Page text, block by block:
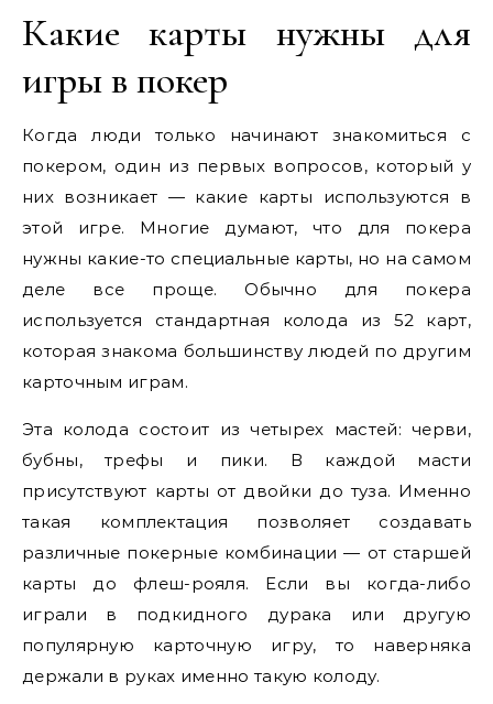
Какие карты нужны для
игры в покер
Когда люди только начинают знакомиться с
покером, один из первых вопросов, который у
них возникает — какие карты используются в
этой игре. Многие думают, что для покера
нужны какие-то специальные карты, но на самом
деле все проще. Обычно для покера
используется стандартная колода из 52 карт,
которая знакома большинству людей по другим
карточным играм.
Эта колода состоит из четырех мастей: черви,
бубны, трефы и пики. В каждой масти
присутствуют карты от двойки до туза. Именно
такая комплектация позволяет создавать
различные покерные комбинации — от старшей
карты до флеш-рояля. Если вы когда-либо
играли в подкидного дурака или другую
популярную карточную игру, то наверняка
держали в руках именно такую колоду.